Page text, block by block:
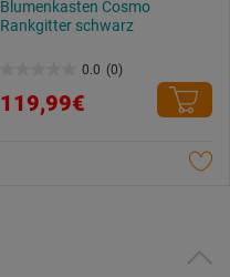
Blumenkasten Cosmo
Rankgitter schwarz
0.0 (0)
von
119,99€